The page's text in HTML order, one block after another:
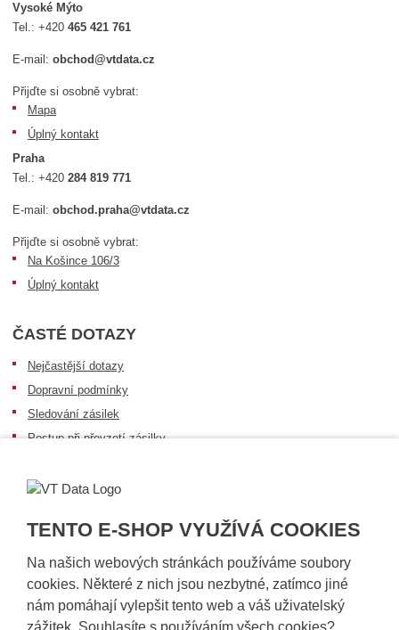
TENTO E-SHOP VYUŽÍVÁ COOKIES
Na našich webových stránkách používáme soubory
cookies. Některé z nich jsou nezbytné, zatímco jiné
nám pomáhají vylepšit tento web a váš uživatelský
zážitek. Souhlasíte s používáním všech cookies?
Vysoké Mýto
Tel.:+420465 421 761
E-mail:obchod@vtdata.cz
Přijďte si osobně vybrat:
Mapa
Úplný kontakt
Praha
Tel.:+420284 819 771
E-mail:obchod.praha@vtdata.cz
Přijďte si osobně vybrat:
Na Košince 106/3
Úplný kontakt
ČASTÉ DOTAZY
Nejčastější dotazy
Dopravní podmínky
Sledování zásilek
Postup při převzetí zásilky
Obecné informace